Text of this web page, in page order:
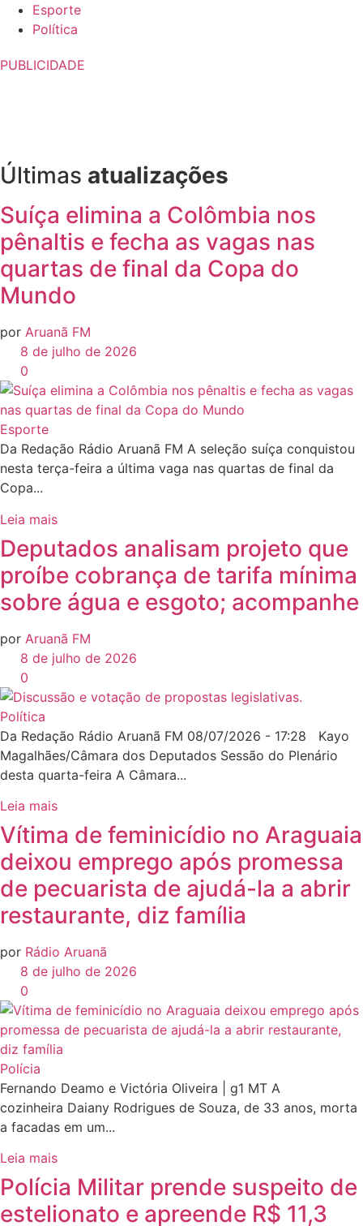
Esporte
Política
PUBLICIDADE
Últimas atualizações
Suíça elimina a Colômbia nos
pênaltis e fecha as vagas nas
quartas de final da Copa do
Mundo
por Aruanã FM
8 de julho de 2026
0
Esporte
Da Redação Rádio Aruanã FM A seleção suíça conquistou
nesta terça-feira a última vaga nas quartas de final da
Copa...
Leia mais
Deputados analisam projeto que
proíbe cobrança de tarifa mínima
sobre água e esgoto; acompanhe
por Aruanã FM
8 de julho de 2026
0
Política
Da Redação Rádio Aruanã FM 08/07/2026 - 17:28 Kayo
Magalhães/Câmara dos Deputados Sessão do Plenário
desta quarta-feira A Câmara...
Leia mais
Vítima de feminicídio no Araguaia
deixou emprego após promessa
de pecuarista de ajudá-la a abrir
restaurante, diz família
por Rádio Aruanã
8 de julho de 2026
0
Polícia
Fernando Deamo e Victória Oliveira | g1 MT A
cozinheira Daiany Rodrigues de Souza, de 33 anos, morta
a facadas em um...
Leia mais
Polícia Militar prende suspeito de
estelionato e apreende R$ 11,3